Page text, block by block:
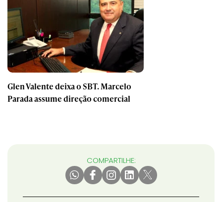
Glen Valente deixa o SBT. Marcelo
Parada assume direção comercial
COMPARTILHE: